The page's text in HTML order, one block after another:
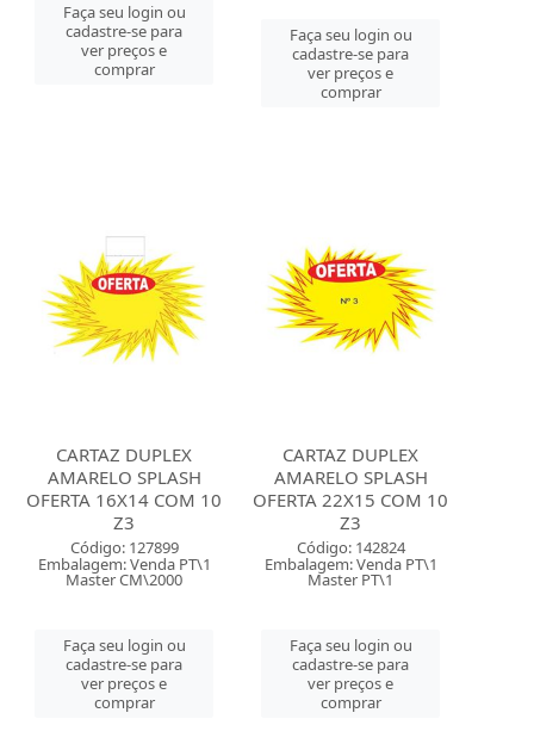
Faça seu login ou
cadastre-se para
ver preços e
comprar
Faça seu login ou
cadastre-se para
ver preços e
comprar
CARTAZ DUPLEX
AMARELO SPLASH
OFERTA 16X14 COM 10
Z3
Código: 127899
Embalagem: Venda PT\1
Master CM\2000
Faça seu login ou
cadastre-se para
ver preços e
comprar
CARTAZ DUPLEX
AMARELO SPLASH
OFERTA 22X15 COM 10
Z3
Código: 142824
Embalagem: Venda PT\1
Master PT\1
Faça seu login ou
cadastre-se para
ver preços e
comprar